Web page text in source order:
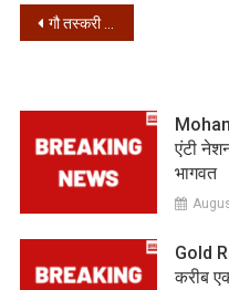
Post
गौ तस्करी का सरगना इनामुल हक लाया गया कोलकाता
एंटी
भागवत
Gold
करीब